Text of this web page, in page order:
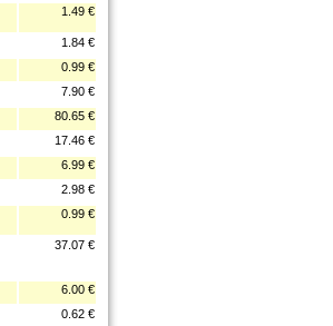
1.49 €
1.84 €
0.99 €
7.90 €
80.65 €
17.46 €
6.99 €
2.98 €
0.99 €
37.07 €
6.00 €
0.62 €